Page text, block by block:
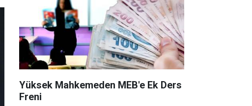
Yüksek Mahkemeden MEB'e Ek Ders
Freni